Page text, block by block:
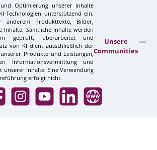
Optimierung unserer Inhalte
Technologien unterstützend ein.
anderem Produkttexte, Bilder,
Inhalte. Sämtliche Inhalte werden
geprüft, überarbeitet und
von KI dient ausschließlich der
Produkte und Leistungen,
Informationsvermittlung und
unserer Inhalte. Eine Verwendung
erfolgt nicht.
Unsere
Communities
InstagramYouTube LinkedIn Website